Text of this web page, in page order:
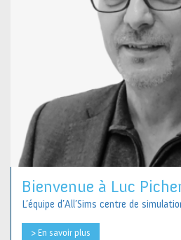
Bienvenue à Luc
L’équipe d’All’Sims centre de
> En savoir plus